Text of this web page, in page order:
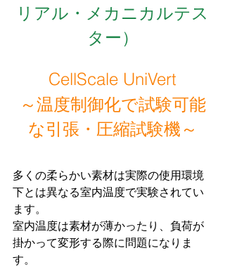
リアル・メカニカルテス
ター）
CellScale UniVert
～温度制御化で試験可能
な引張・圧縮試験機～
多くの柔らかい素材は実際の使用環境
下とは異なる室内温度で実験されてい
ます。
室内温度は素材が薄かったり、負荷が
掛かって変形する際に問題になりま
す。